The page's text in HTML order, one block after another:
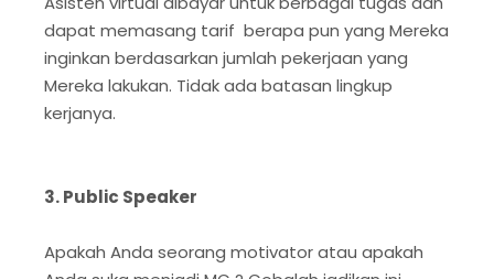
dapat memasang tarif berapa pun yang Mereka
inginkan berdasarkan jumlah pekerjaan yang
Mereka lakukan. Tidak ada batasan lingkup
kerjanya.
3. Public Speaker
Apakah Anda seorang motivator atau apakah